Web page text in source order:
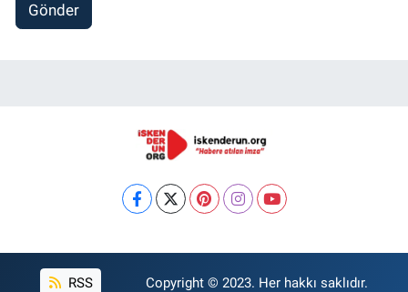
Gönder
RSS Copyright © 2023. Her hakkı saklıdır.